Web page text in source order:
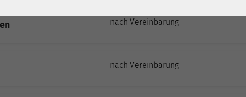
nach Vereinbarung
nach Vereinbarung